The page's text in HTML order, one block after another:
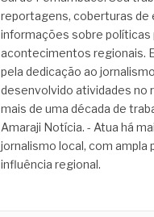
reportagens, coberturas de
informações sobre políticas
acontecimentos regionais.
pela dedicação ao
desenvolvido atividades no
mais de uma década de
Amaraji Notícia. - Atua há
jornalismo local, com ampla
influência regional.